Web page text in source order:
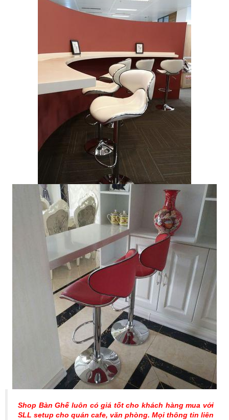
Shop Bàn Ghế luôn có giá tốt cho khách hàng mua với
SLL setup cho quán cafe, văn phòng. Mọi thông tin liên